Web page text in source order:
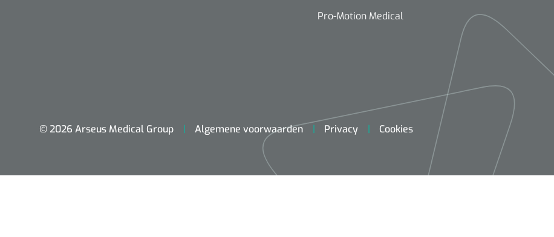
Pro-Motion Medical
© 2026 Arseus Medical Group Algemene voorwaarden Privacy Cookies